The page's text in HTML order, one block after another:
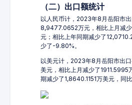
（二）出口额统计
以人民币计，2023年8月岳阳市
8,9477.0652万元，相比上月减
元；相比上年同期减少了
少了-9.80%。
以美元计，2023年8月岳阳市出
美元，相比上月减少了1911.5995
期减少了1,8640.1151万美元，同